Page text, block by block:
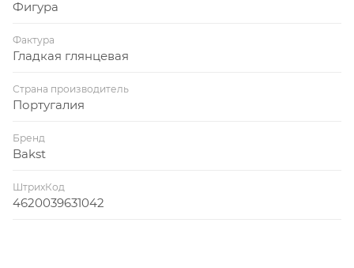
Фигура
Фактура
Гладкая глянцевая
Страна производитель
Португалия
Бренд
Bakst
ШтрихКод
4620039631042